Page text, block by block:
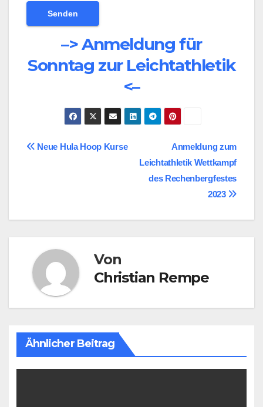
–> Anmeldung für
Sonntag zur Leichtathletik
<–
BeitragsnavigationAnmeldung zum
Leichtathletik Wettkampf
des Rechenbergfestes
2023
Neue Hula Hoop Kurse
Von
Christian Rempe
Ähnlicher Beitrag